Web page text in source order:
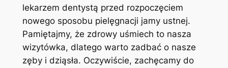
lekarzem dentystą przed rozpoczęciem
nowego sposobu pielęgnacji jamy ustnej.
Pamiętajmy, że zdrowy‍ uśmiech to nasza
wizytówka, dlatego warto zadbać o nasze
zęby i dziąsła. Oczywiście, zachęcamy do